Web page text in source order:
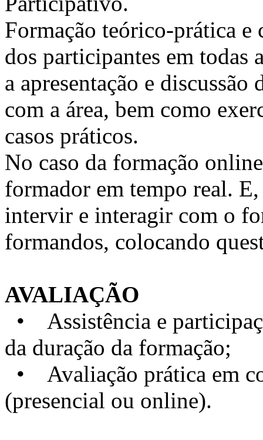
Formação teórico-prática e
dos participantes em todas
a apresentação e
com a área, bem como
casos práticos.
No caso da formação
formador em tempo real.
intervir e interagir com o
formandos, colocando
AVALIAÇÃO
• Assistência e
da duração da formação;
• Avaliação prática em
(presencial ou online).